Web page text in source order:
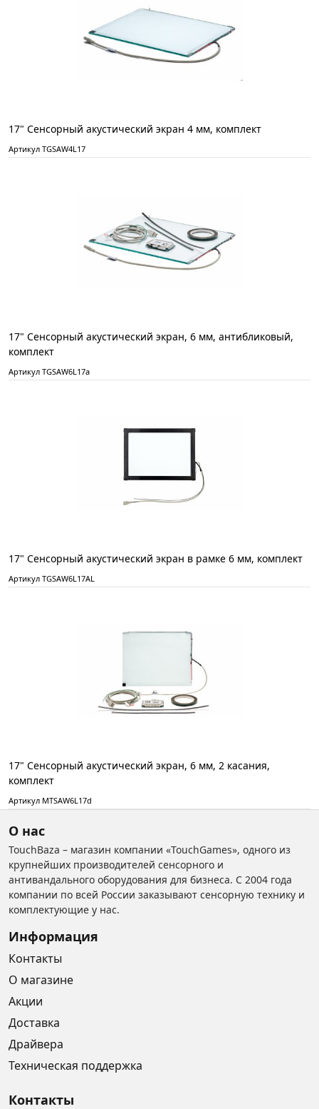
17" Сенсорный акустический экран 4 мм, комплект
Артикул TGSAW4L17
17" Сенсорный акустический экран, 6 мм, антибликовый,
комплект
Артикул TGSAW6L17a
17" Сенсорный акустический экран в рамке 6 мм, комплект
Артикул TGSAW6L17AL
17" Сенсорный акустический экран, 6 мм, 2 касания,
комплект
Артикул MTSAW6L17d
О нас
TouchBaza – магазин компании «TouchGames», одного из
крупнейших производителей сенсорного и
антивандального оборудования для бизнеса. С 2004 года
компании по всей России заказывают сенсорную технику и
комплектующие у нас.
Информация
Контакты
О магазине
Акции
Доставка
Драйвера
Техническая поддержка
Контакты